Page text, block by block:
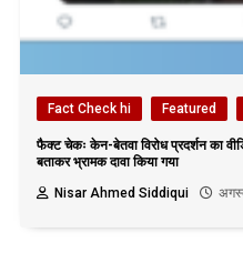
Fact Check hi Featured
फैक्ट चेकः केन-बेतवा विरोध प्रदर्शन का
बताकर भ्रामक दावा किया गया
Nisar Ahmed Siddiqui